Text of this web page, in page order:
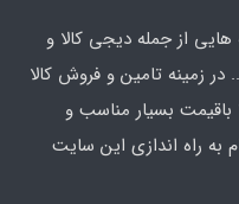
از جمله دیجی کالا و
زمینه تامین و فروش کالا
باقیمت بسیار مناسب و
راه اندازی این سایت